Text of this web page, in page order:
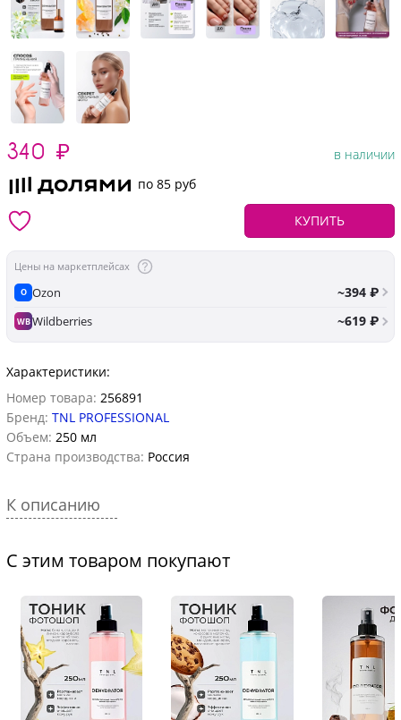
340 ₽
в наличии
по 85 руб
КУПИТЬ
Цены на маркетплейсах
O Ozon ~394 ₽
WBWildberries ~619 ₽
Характеристики:
Номер товара: 256891
Бренд: TNL PROFESSIONAL
Объем: 250 мл
Страна производства: Россия
К описанию
С этим товаром покупают